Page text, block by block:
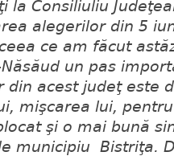
la Consiliuliu
alegerilor din 5
ce am făcut
un pas
din acest judeţ este
mişcarea lui,
şi o mai bună
municipiu Bistriţa.